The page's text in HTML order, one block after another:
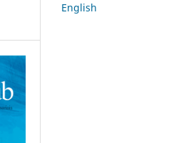
English